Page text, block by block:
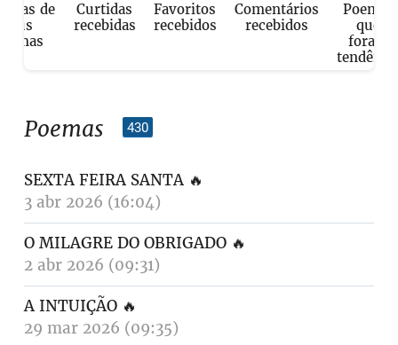
de
seus
Curtidas
recebidas
Favoritos
recebidos
Comentários
recebidos
Poemas
que
foram
Poemas 430
SEXTA FEIRA SANTA 🔥
3 abr 2026 (16:04)
O MILAGRE DO OBRIGADO 🔥
2 abr 2026 (09:31)
A INTUIÇÃO 🔥
29 mar 2026 (09:35)